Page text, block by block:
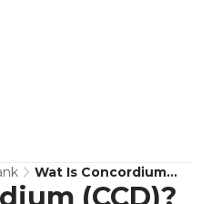
Wat Is Concordium
(CCD)? De Blockchain
(CCD)?